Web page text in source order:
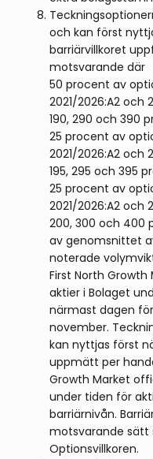
och kan först
barriärvillkoret
motsvarande där
50 procent av
2021/2026:A2 och
190, 290 och 390
25 procent av
2021/2026:A2 och
195, 295 och 395
25 procent av
2021/2026:A2 och
200, 300 och 400
av genomsnittet
noterade
First North
aktier i Bolaget
närmast dagen
november.
kan nyttjas först
uppmätt per
Growth Market
under tiden för
barriärnivån.
motsvarande sätt
Optionsvillkoren.